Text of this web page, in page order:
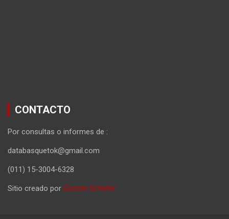
CONTACTO
Por consultas o informes de :
databasquetok@gmail.com
(011) 15-3004-6328
Sitio creado por Gastón Schafer